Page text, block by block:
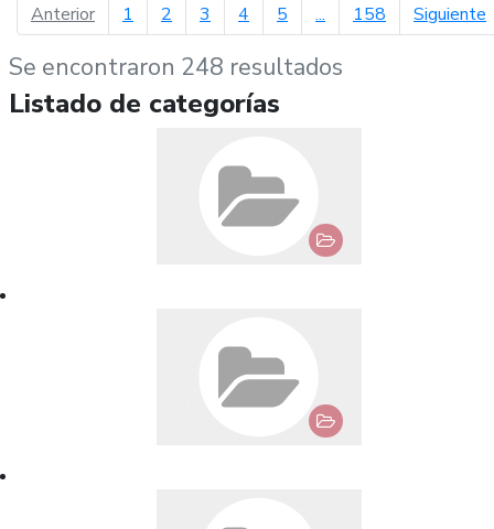
Anteriorpágina anterior
1 2 3 4 5 ... 158 Siguiente
Se encontraron 248 resultados
Listado de categorías